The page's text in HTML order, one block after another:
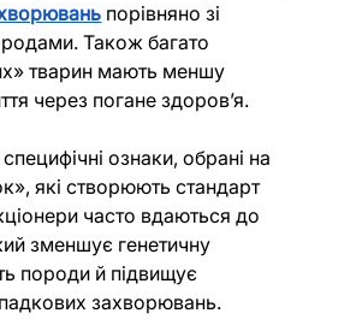
порівняно зі
Також багато
тварин мають меншу
через погане здоров’я.
ознаки, обрані на
які створюють стандарт
часто вдаються до
зменшує генетичну
породи й підвищує
захворювань.